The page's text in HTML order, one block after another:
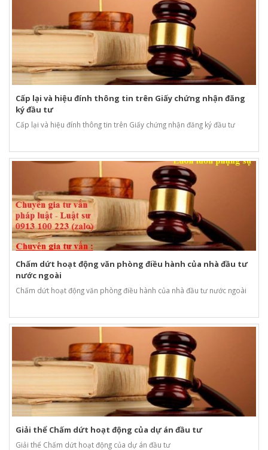
tại TPHCM. Chấm dứt Văn phòng đại diện của công ty nước ngoài tại
Cấp lại và hiệu đính thông tin trên Giấy chứng nhận đăng
ký đầu tư
Cấp lại và hiệu đính thông tin trên Giấy chứng nhận đăng ký đầu tư
Chấm dứt hoạt động văn phòng điều hành của nhà đầu tư
nước ngoài
Chấm dứt hoạt động văn phòng điều hành của nhà đầu tư nước ngoài
Giải thể Chấm dứt hoạt động của dự án đầu tư
Giải thể Chấm dứt hoạt động của dự án đầu tư